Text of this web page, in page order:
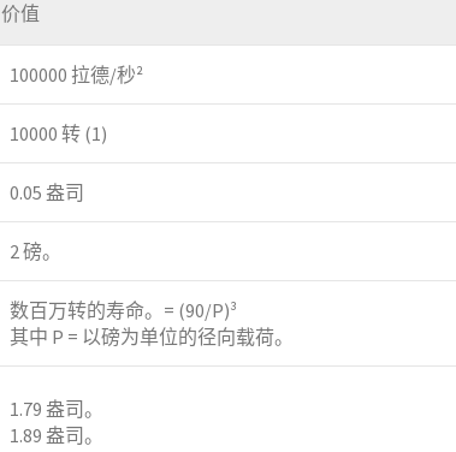
价值
100000 拉德/秒²
10000 转 (1)
0.05 盎司
2 磅。
数百万转的寿命。= (90/P)³
其中 P = 以磅为单位的径向载荷。
1.79 盎司。
1.89 盎司。